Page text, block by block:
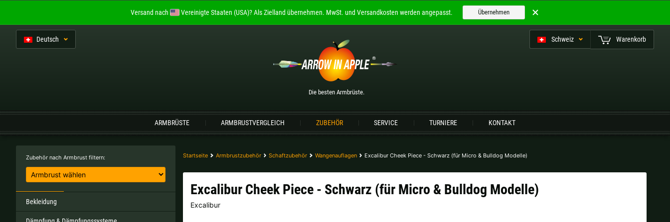
Deutsch Schweiz Warenkorb
Die besten Armbrüste.
ARMBRÜSTE ARMBRUSTVERGLEICH ZUBEHÖR SERVICE TURNIERE KONTAKT
Zubehör nach Armbrust filtern:
Bekleidung
Startseite Armbrustzubehör Schaftzubehör Wangenauflagen Excalibur Cheek Piece - Schwarz (für Micro & Bulldog Modelle)
Excalibur Cheek Piece - Schwarz (für Micro & Bulldog Modelle)
Excalibur
Willkommen beiARROW IN APPLE
Die besten Armbrüste.
Bitte wählen Sie Ihre Sprache aus:
Deutsch (DE)
Bitte wählen Sie Ihre Versandregion:
Belgien | лв Deutschland |€ Estland |€ Finnland |€
Italien |€ Kroatien | kn
Portugal | Slowakei | Slowenien |
Versand nach Vereinigte Staaten (USA)?Als Zielland übernehmen. MwSt. und Versandkosten werden angepasst. Übernehmen